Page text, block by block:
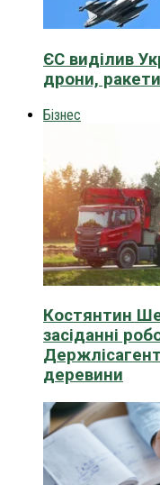
ЄС виділив
дрони,
Бізнес
Костянтин
засіданні
деревини